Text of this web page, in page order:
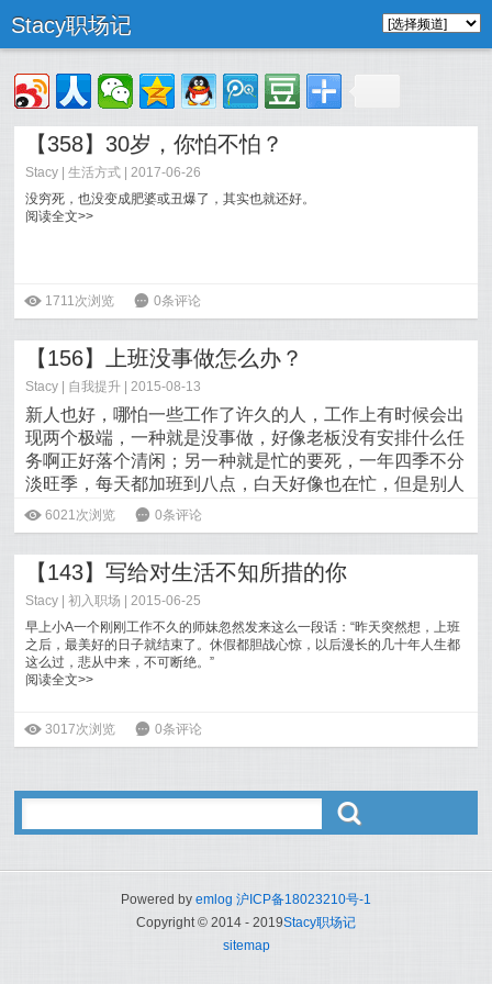
Stacy职场记
【358】30岁，你怕不怕？
Stacy |生活方式 | 2017-06-26
没穷死，也没变成肥婆或丑爆了，其实也就还好。
阅读全文>>
ė 1711次浏览 6 0条评论
【156】上班没事做怎么办？
Stacy 自我提升 | 2015-08-13
新人也好，哪怕一些工作了许久的人，工作上有时候会出
现两个极端，一种就是没事做，好像老板没有安排什么任
务啊正好落个清闲；另一种就是忙的要死，一年四季不分
淡旺季，每天都加班到八点，白天好像也在忙，但是别人
一问永远不知道在忙什么。
ė 6021次浏览 6 0条评论
【143】写给对生活不知所措的你
Stacy |初入职场
| 2015-06-25
早上小A一个刚刚工作不久的师妹忽然发来这么一段话：“昨天突然想，上班
之后，最美好的日子就结束了。休假都胆战心惊，以后漫长的几十年人生都
这么过，悲从中来，不可断绝。”
阅读全文>>
ė 3017次浏览 6 0条评论
ő
Powered by emlog 沪ICP备18023210号-1
Copyright © 2014 - 2019Stacy职场记
sitemap